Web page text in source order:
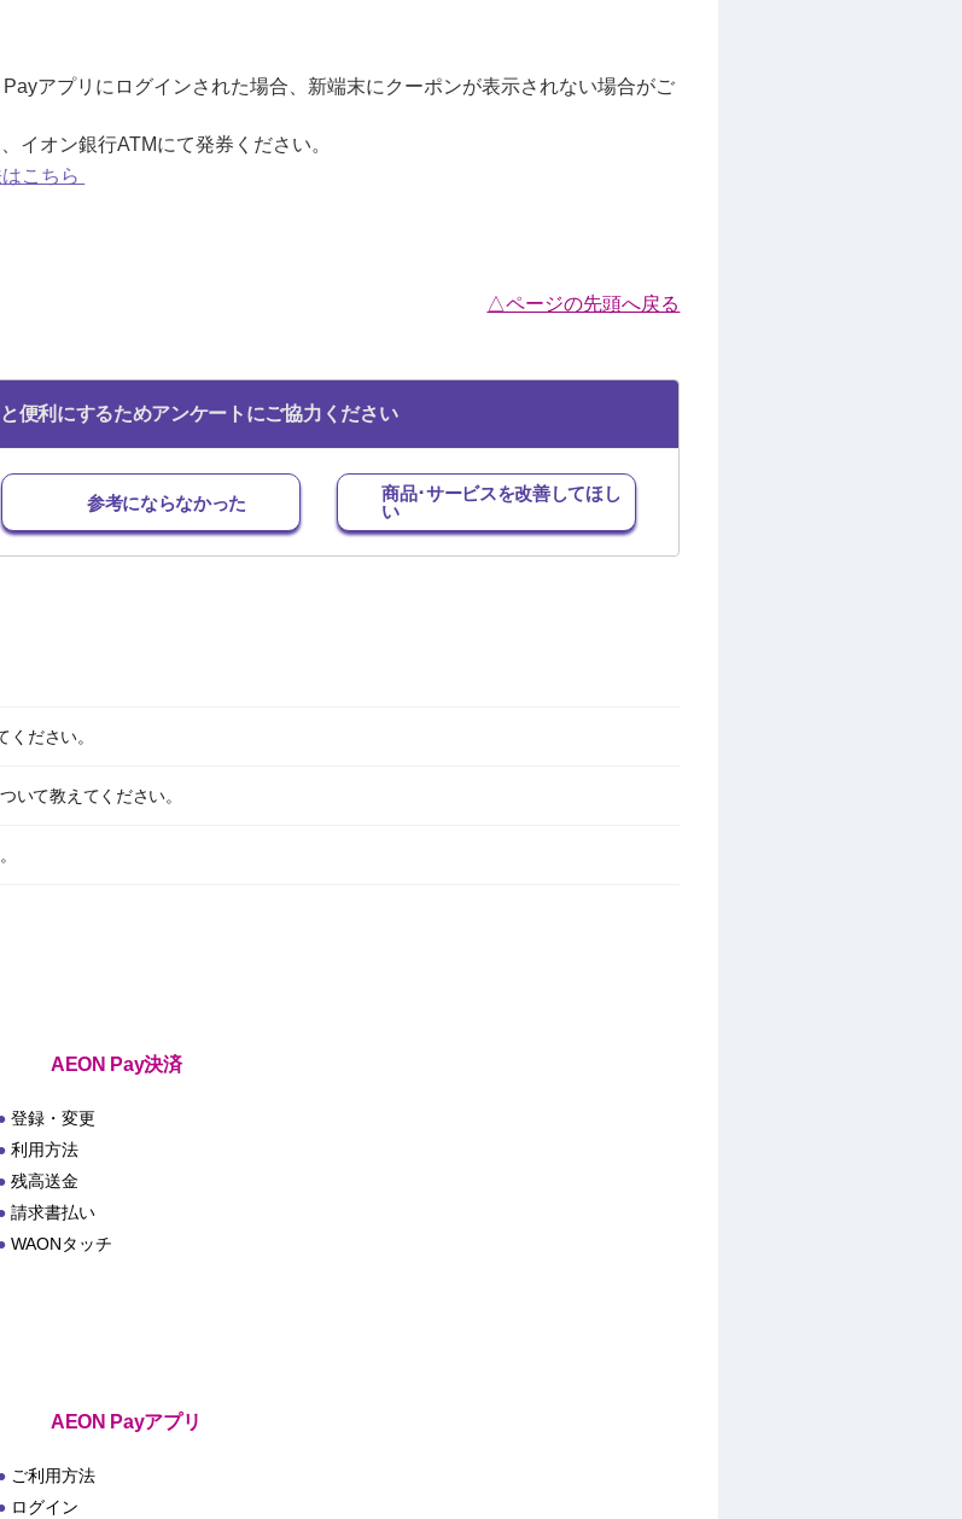
アプリにログインされた場合、新端末にクーポンが表示されない場合がご
イオン銀行ATMにて発券ください。
こちら
△ページの先頭へ戻る
便利にするためアンケートにご協力ください
参考にならなかった
商品･サービスを改善してほし
い
ださい。
いて教えてください。
AEON Pay決済
登録・変更
利用方法
残高送金
請求書払い
WAONタッチ
AEON Payアプリ
ご利用方法
ログイン